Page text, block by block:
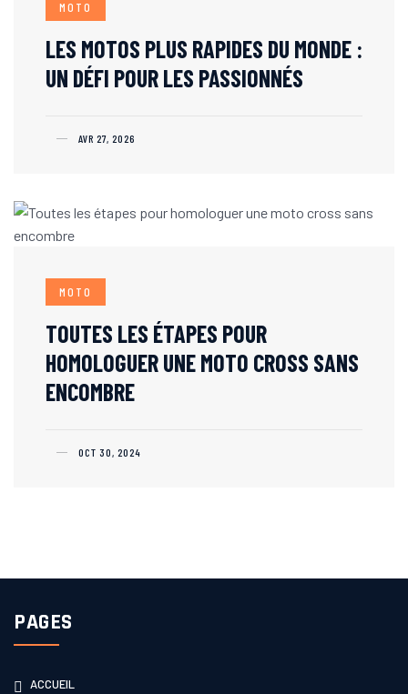
MOTO
LES MOTOS PLUS RAPIDES DU MONDE :
UN DÉFI POUR LES PASSIONNÉS
AVR 27, 2026
MOTO
TOUTES LES ÉTAPES POUR
HOMOLOGUER UNE MOTO CROSS SANS
ENCOMBRE
OCT 30, 2024
PAGES
ACCUEIL